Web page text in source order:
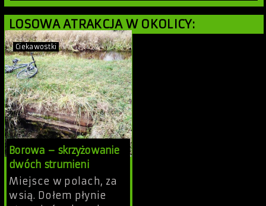
LOSOWA ATRAKCJA W OKOLICY:
Ciekawostki
Borowa – skrzyżowanie
dwóch strumieni
Miejsce w polach, za
wsią. Dołem płynie